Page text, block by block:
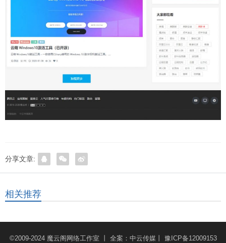
分享文章:
相关推荐
©2009-2024 魔云阁网络工作室 丨 全案： 中云传媒丨 豫ICP备12009153